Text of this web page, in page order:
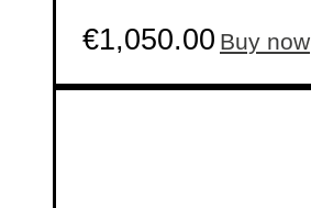
€1,050.00 Buy now